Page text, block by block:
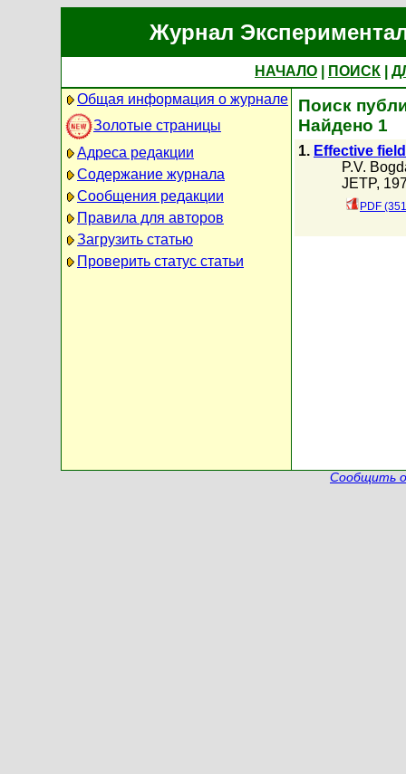
Журнал
НАЧАЛО ПОИСК
Общая информация о журнале
Золотые страницы
Адреса редакции
Содержание журнала
Сообщения редакции
Правила для авторов
Загрузить статью
Проверить статус статьи
Поиск
Найдено 1
1. Effective
P.V.
JETP,
PDF
Сообщить о